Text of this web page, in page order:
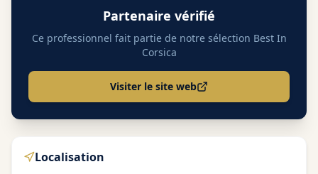
Partenaire vérifié
Ce professionnel fait partie de notre sélection Best In
Corsica
Visiter le site web
Localisation